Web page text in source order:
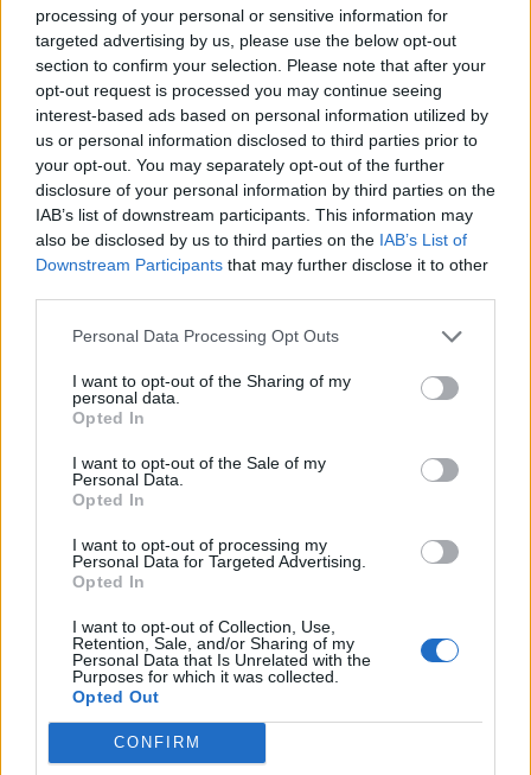
processing of your personal or sensitive information for
targeted advertising by us, please use the below opt-out
section to confirm your selection. Please note that after your
opt-out request is processed you may continue seeing
interest-based ads based on personal information utilized by
us or personal information disclosed to third parties prior to
your opt-out. You may separately opt-out of the further
disclosure of your personal information by third parties on the
IAB’s list of downstream participants. This information may
also be disclosed by us to third parties on the IAB’s List of
Downstream Participants that may further disclose it to other
Personal Data Processing Opt Outs
I want to opt-out of the Sharing of my
personal data.
Opted In
I want to opt-out of the Sale of my
Personal Data.
Opted In
I want to opt-out of processing my
Personal Data for Targeted Advertising.
Opted In
I want to opt-out of Collection, Use,
Retention, Sale, and/or Sharing of my
Personal Data that Is Unrelated with the
Purposes for which it was collected.
Opted Out
CONFIRM
αντιδράσεις των ανθρώπων του Παναθηναϊκού
AKTOR.
Αναλυτικά, το μήνυμα του διοικητικού ηγέτη των
«πράσινων»:
«Οι κανονισμοί στο μπάσκετ αλλάζουν τόσο
γρήγορα, που πολλές φορές δεν είμαστε
ενημερωμένοι.
Αυτό πολλές φορές προκαλεί εκνευρισμό και
απογοήτευση στις ομάδες και κυρίως στους
φιλάθλους.
Αυτή είναι η περίπτωση μετά το τελευταίο
παιχνίδι ανάμεσα στον Παναθηναϊκό και τη
Βαλένθια.
Οι φίλαθλοι και όλοι οι εμπλεκόμενοι περιμένουν
να δουν πώς η Euroleague θα ερμηνεύσει αυτές
Εμείς, ως επενδυτές στους συλλόγους μας αλλά
και μέτοχοι της Euroleague, πρέπει να
αισθανόμαστε την υποχρέωση απέναντι στη
διοργάνωση και στους ανθρώπους της να